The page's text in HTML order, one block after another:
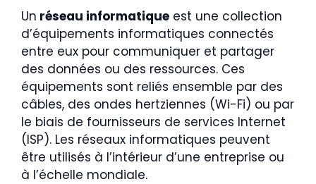
Un réseau informatique est une collection
d’équipements informatiques connectés
entre eux pour communiquer et partager
des données ou des ressources. Ces
équipements sont reliés ensemble par des
câbles, des ondes hertziennes (Wi-Fi) ou par
le biais de fournisseurs de services Internet
(ISP). Les réseaux informatiques peuvent
être utilisés à l’intérieur d’une entreprise ou
à l’échelle mondiale.